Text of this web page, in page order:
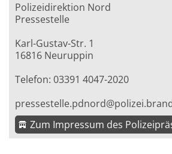
Polizeidirektion Nord
Pressestelle
Karl-Gustav-Str. 1
16816 Neuruppin
Telefon: 03391 4047-2020
Zum Impressum des